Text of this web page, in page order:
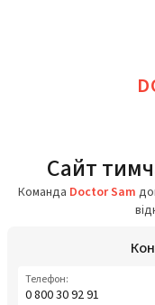
Сайт
Команда Doctor Sam
Телефон:
0 800 30 92 91